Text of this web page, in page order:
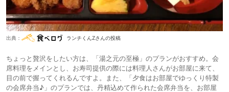
出典： ランチくんZさんの投稿
ちょっと贅沢をしたい方は、「湯之元の至極」のプランがおすすめ。会
席料理をメインとし、お寿司提供の際には料理人さんがお部屋に来て、
目の前で握ってくれるんですよ。また、「夕食はお部屋でゆっくり特製
の会席弁当♪」のプランでは、丹精込めて作られた会席弁当を、お部屋